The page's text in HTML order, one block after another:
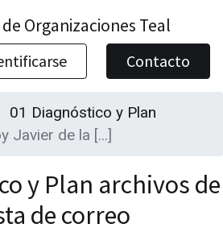
Organizaciones Teal
Contacto
01 Diagnóstico y Plan
Javier de la [...]
y Plan archivos de
de correo